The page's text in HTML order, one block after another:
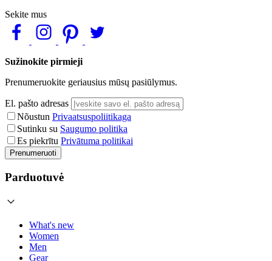
Sekite mus
Sužinokite pirmieji
Prenumeruokite geriausius mūsų pasiūlymus.
El. pašto adresas
Nõustun Privaatsuspoliitikaga
Sutinku su Saugumo politika
Es piekrītu Privātuma politikai
Prenumeruoti
Parduotuvė
What's new
Women
Men
Gear